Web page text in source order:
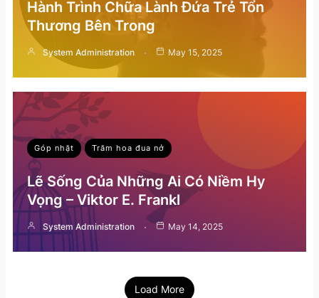
Hành Trình Chữa Lành Đứa Trẻ Tổn
Thương Bên Trong
System Administration May 15, 2025
Góp nhặt Trăm hoa đua nở
Lẽ Sống Của Những Ai Có Niềm Hy
Vọng – Viktor E. Frankl
System Administration May 14, 2025
Load More